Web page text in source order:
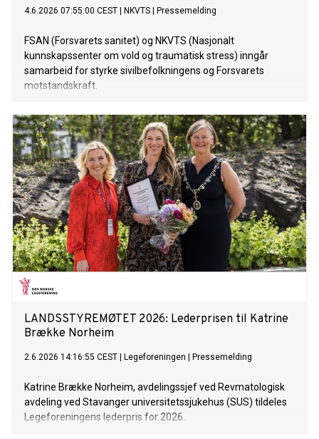
4.6.2026 07:55:00 CEST NKVTS Pressemelding
FSAN (Forsvarets sanitet) og NKVTS (Nasjonalt
kunnskapssenter om vold og traumatisk stress) inngår
samarbeid for styrke sivilbefolkningens og Forsvarets
motstandskraft.
LANDSSTYREMØTET 2026: Lederprisen til Katrine
Brække Norheim
2.6.2026 14:16:55 CEST Legeforeningen Pressemelding
Katrine Brække Norheim, avdelingssjef ved Revmatologisk
avdeling ved Stavanger universitetssjukehus (SUS) tildeles
Legeforeningens lederpris for 2026.